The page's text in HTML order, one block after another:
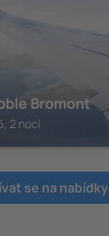
Bromont
2 noci
se na nabídky